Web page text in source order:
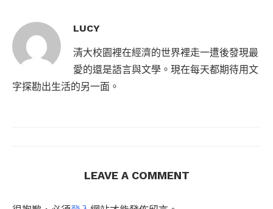
LUCY
清大校園裡在經濟的世界裡走一遭後發現最
愛的還是語言與文學。現在每天都期待用文
字探勘出生活的另一面。
LEAVE A COMMENT